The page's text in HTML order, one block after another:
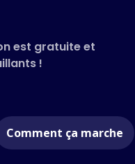
est gratuite et
!
Comment ça marche